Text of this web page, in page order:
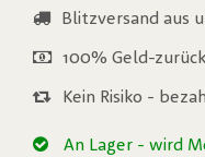
Blitzversand aus
100% Geld-
Kein Risiko -
An Lager - wird